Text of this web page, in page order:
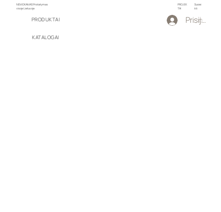
NEMOKAMAS Pristatymas
visoje Lietuvoje
PROJEK
TAI
Susiei
kti
PRODUKTAI
KATALOGAI
Prisijungti